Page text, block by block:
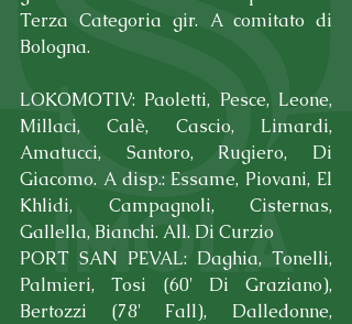
Terza Categoria gir. A comitato di
Bologna.
LOKOMOTIV: Paoletti, Pesce, Leone,
Millaci, Calè, Cascio, Limardi,
Amatucci, Santoro, Rugiero, Di
Giacomo. A disp.: Essame, Piovani, El
Khlidi, Campagnoli, Cisternas,
Gallella, Bianchi. All. Di Curzio
PORT SAN PEVAL: Daghia, Tonelli,
Palmieri, Tosi (60' Di Graziano),
Bertozzi (78' Fall), Dalledonne,